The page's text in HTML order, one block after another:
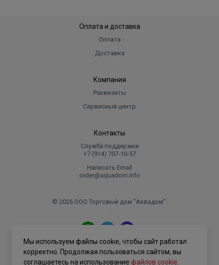
Оплата и доставка
Оплата
Доставка
Компания
Реквизиты
Сервисный центр
Контакты
Служба поддержки
+7 (914) 707‑10‑57
Написать Email
order@aquadom.info
© 2026 ООО Торговый дом "Аквадом".
.
Политика конфиденциальности
Мы используем файлы cookie, чтобы сайт работал
корректно. Продолжая пользоваться сайтом, вы
соглашаетесь на использование файлов cookie